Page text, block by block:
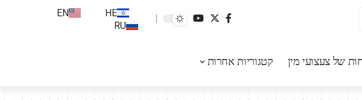
HE
EN
RU
של צעצועי מין קטגוריות אחרות